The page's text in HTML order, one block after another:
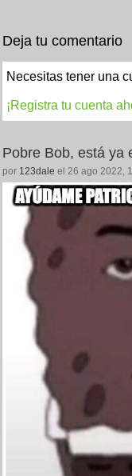
Deja tu comentario
Necesitas tener una
¡Registra tu cuenta
Pobre Bob, está ya
por 123dale el 26 ago 2022,